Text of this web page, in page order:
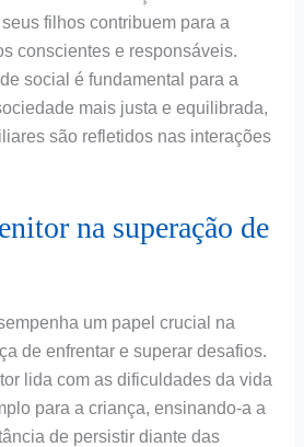
filhos contribuem para a
conscientes e responsáveis.
social é fundamental para a
mais justa e equilibrada,
são refletidos nas interações
na superação de
um papel crucial na
de enfrentar e superar desafios.
lida com as dificuldades da vida
para a criança, ensinando-a a
de persistir diante das